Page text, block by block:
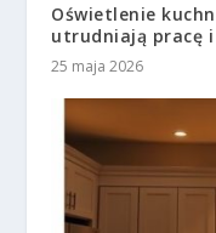
Oświetlenie
utrudniają pracę
25 maja 2026